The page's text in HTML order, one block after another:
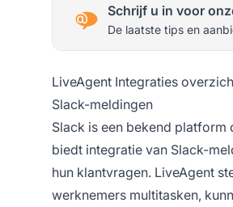
Schrijf u in voor
De laatste tips en
LiveAgent Integraties
Slack-meldingen
Slack is een bekend
biedt integratie van Slack-
hun klantvragen. LiveAgent
werknemers multitasken,